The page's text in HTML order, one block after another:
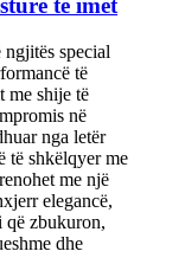
të imët
special
të
me shije të
në
nga letër
të shkëlqyer me
me një
elegancë,
që zbukuron,
dhe